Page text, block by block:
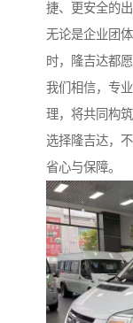
捷、更安全的出
无论是企业团
时，隆吉达都
我们相信，专
理，将共同构
选择隆吉达，
省心与保障。